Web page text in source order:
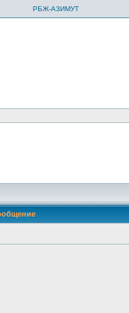
РБЖ-АЗИМУТ